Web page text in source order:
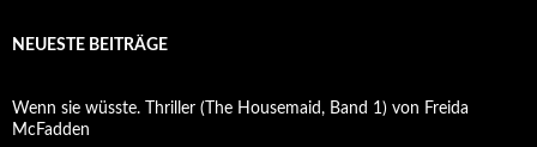
NEUESTE BEITRÄGE
Wenn sie wüsste. Thriller (The Housemaid, Band 1) von Freida
McFadden